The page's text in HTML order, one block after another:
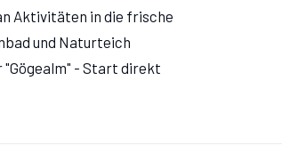
Aktivitäten in die frische
und Naturteich
"Gögealm" - Start direkt